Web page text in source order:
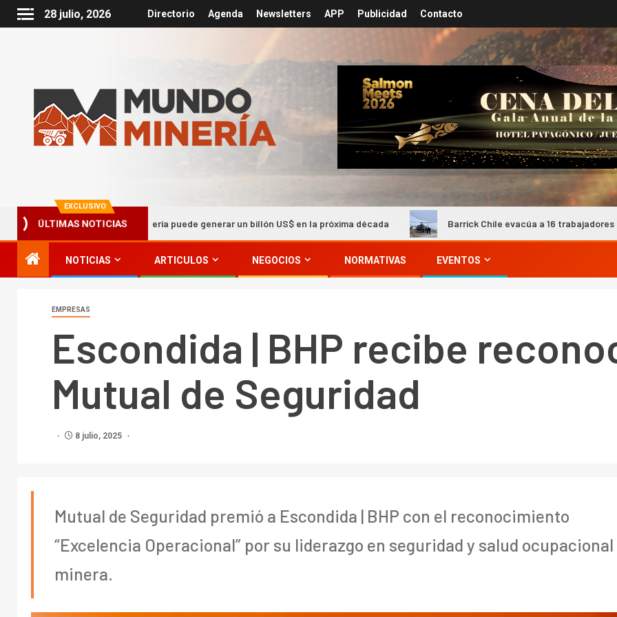
28 julio, 2026 Directorio Agenda Newsletters APP Publicidad Contacto
EXCLUSIVO
ÚLTIMAS NOTICIAS
La Minería puede generar un billón US$ en la próxima década Barrick Chile evacúa a 16 trabajadores del
NOTICIAS ARTICULOS NEGOCIOS NORMATIVAS EVENTOS
EMPRESAS
Escondida | BHP recibe
Mutual de Seguridad
8 julio, 2025
Mutual de Seguridad premió a Escondida | BHP con el reconocimiento
“Excelencia Operacional” por su liderazgo en seguridad y salud ocupacional
minera.